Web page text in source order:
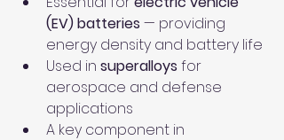
(EV) batteries — providing
energy density and battery life
Used in superalloys for
aerospace and defense
applications